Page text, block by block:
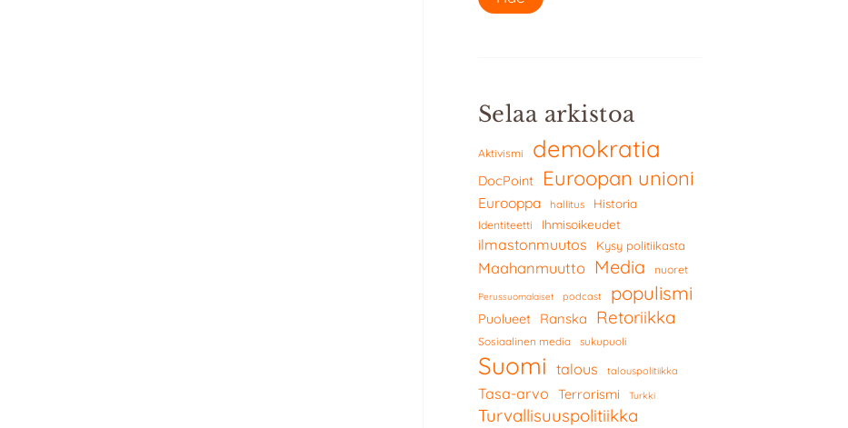
Selaa arkistoa
Aktivismi demokratia
DocPoint Euroopan unioni
Eurooppa hallitus Historia
Identiteetti Ihmisoikeudet
ilmastonmuutos Kysy politiikasta
Maahanmuutto Media nuoret
Perussuomalaiset podcast populismi
Puolueet Ranska Retoriikka
Sosiaalinen media sukupuoli
Suomi talous talouspolitiikka
Tasa-arvo Terrorismi Turkki
Turvallisuuspolitiikka